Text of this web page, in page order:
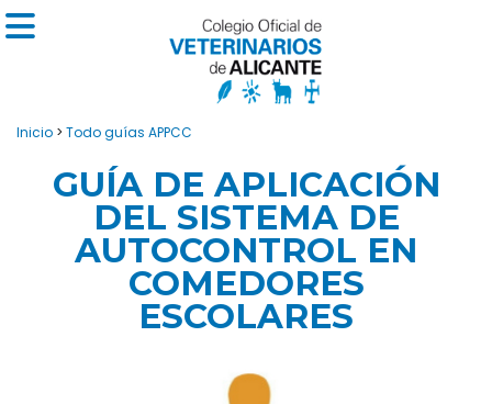
Inicio > Todo guías APPCC
GUÍA DE APLICACIÓN
DEL SISTEMA DE
AUTOCONTROL EN
COMEDORES
ESCOLARES